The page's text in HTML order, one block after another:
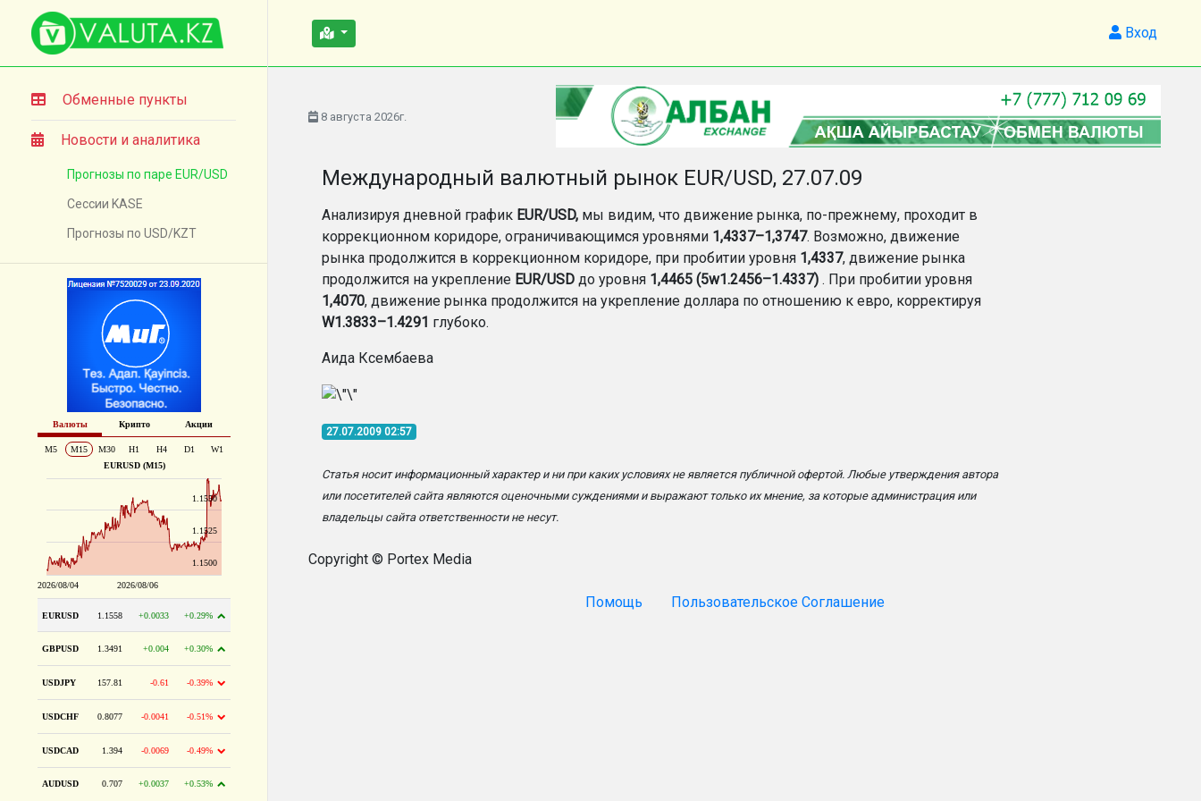
Вход
Обменные пункты
Новости и аналитика
Прогнозы по паре EUR/USD
Сессии KASE
Прогнозы по USD/KZT
8 августа 2026г.
Международный валютный рынок EUR/USD, 27.07.09
Анализируя дневной график EUR/USD, мы видим, что движение рынка, по-прежнему, проходит в
коррекционном коридоре, ограничивающимся уровнями 1,4337–1,3747. Возможно, движение
рынка продолжится в коррекционном коридоре, при пробитии уровня 1,4337, движение рынка
продолжится на укрепление EUR/USD до уровня 1,4465 (5w1.2456–1.4337) . При пробитии уровня
1,4070, движение рынка продолжится на укрепление доллара по отношению к евро, корректируя
W1.3833–1.4291 глубоко.
Аида Ксембаева
27.07.2009 02:57
Статья носит информационный характер и ни при каких условиях не является публичной офертой. Любые утверждения автора
или посетителей сайта являются оценочными суждениями и выражают только их мнение, за которые администрация или
владельцы сайта ответственности не несут.
Copyright © Portex Media
Помощь Пользовательское Соглашение